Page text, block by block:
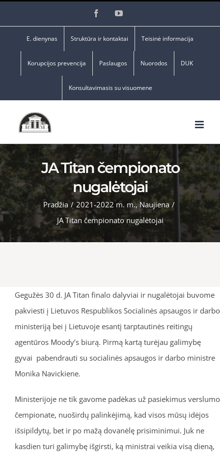
FacebookYouTube
E. dienynas Struktūra ir kontaktai Teisinė informacija
Korupcijos prevencija Paslaugos Nuorodos DUK
Konsultavimasis su visuomene
JA Titan čempionato
nugalėtojai
Pradžia / 2021-2022 m. m.,Naujiena /
JA Titan čempionato nugalėtojai
Gegužės 30 d. JA Titan finalo dalyviai ir nugalėtojai buvome
pakviesti į Lietuvos Respublikos Socialinės apsaugos ir darbo
ministeriją bei į Lietuvoje esantį tarptautinės reitingų
agentūros Moody’s biurą. Pirmą kartą turėjau galimybę
gyvai pabendrauti su socialinės apsaugos ir darbo ministre
Monika Navickiene.
Ministerijoje ne tik gavome padėkas už pasiekimus verslumo
čempionate, nuoširdų palinkėjimą, kad visos mūsų idėjos
išsipildytų, bet ir po mažą dovanėlę prisiminimui. Juk ne
kasdien turi galimybę išgirsti, ką ministrai veikia visą dieną,